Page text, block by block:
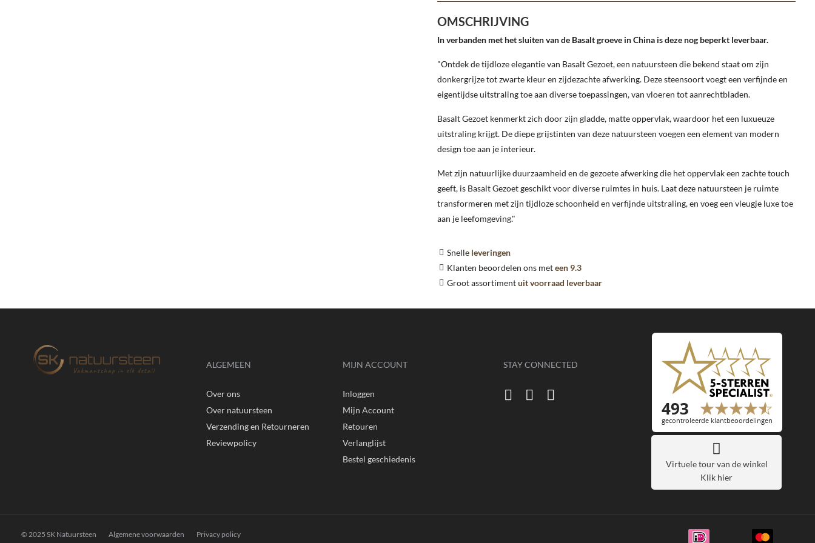
OMSCHRIJVING
In verbanden met het sluiten van de Basalt groeve in China is deze nog beperkt leverbaar.
"Ontdek de tijdloze elegantie van Basalt Gezoet, een natuursteen die bekend staat om zijn
donkergrijze tot zwarte kleur en zijdezachte afwerking. Deze steensoort voegt een verfijnde en
eigentijdse uitstraling toe aan diverse toepassingen, van vloeren tot aanrechtbladen.
Basalt Gezoet kenmerkt zich door zijn gladde, matte oppervlak, waardoor het een luxueuze
uitstraling krijgt. De diepe grijstinten van deze natuursteen voegen een element van modern
design toe aan je interieur.
Met zijn natuurlijke duurzaamheid en de gezoete afwerking die het oppervlak een zachte touch
geeft, is Basalt Gezoet geschikt voor diverse ruimtes in huis. Laat deze natuursteen je ruimte
transformeren met zijn tijdloze schoonheid en verfijnde uitstraling, en voeg een vleugje luxe toe
aan je leefomgeving."
Snelle leveringen
Klanten beoordelen ons meteen 9.3
Groot assortimentuit voorraad leverbaar
ALGEMEEN
Over ons
Over natuursteen
Verzending en Retourneren
Reviewpolicy
MIJN ACCOUNT
Inloggen
Mijn Account
Retouren
Verlanglijst
Bestel geschiedenis
STAY CONNECTED
Virtuele tour van de winkel
Klik hier
© 2025 SK Natuursteen Algemene voorwaarden Privacy policy